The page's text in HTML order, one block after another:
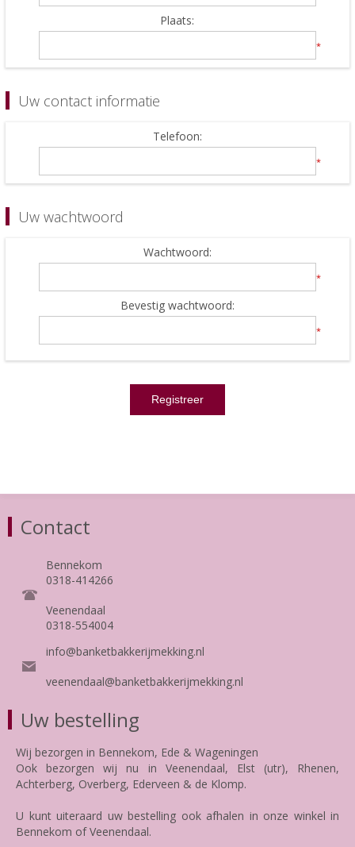
Plaats:
*
Uw contact informatie
Telefoon:
*
Uw wachtwoord
Wachtwoord:
*
Bevestig wachtwoord:
*
Contact
Bennekom
0318-414266
Veenendaal
0318-554004
info@banketbakkerijmekking.nl
veenendaal@banketbakkerijmekking.nl
Uw bestelling
Wij bezorgen in Bennekom, Ede & Wageningen
Ook bezorgen wij nu in Veenendaal, Elst (utr), Rhenen,
Achterberg, Overberg, Ederveen & de Klomp.
U kunt uiteraard uw bestelling ook afhalen in onze winkel in
Bennekom of Veenendaal.